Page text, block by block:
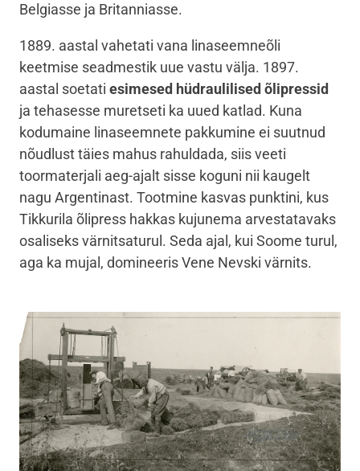
Belgiasse ja Britanniasse.
1889. aastal vahetati vana linaseemneõli
keetmise seadmestik uue vastu välja. 1897.
aastal soetati esimesed hüdraulilised õlipressid
ja tehasesse muretseti ka uued katlad. Kuna
kodumaine linaseemnete pakkumine ei suutnud
nõudlust täies mahus rahuldada, siis veeti
toormaterjali aeg-ajalt sisse koguni nii kaugelt
nagu Argentinast. Tootmine kasvas punktini, kus
Tikkurila õlipress hakkas kujunema arvestatavaks
osaliseks värnitsaturul. Seda ajal, kui Soome turul,
aga ka mujal, domineeris Vene Nevski värnits.